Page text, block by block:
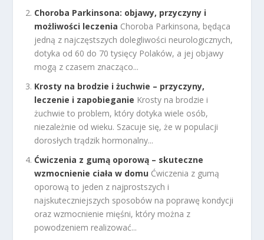
Choroba Parkinsona: objawy, przyczyny i
możliwości leczenia Choroba Parkinsona, będąca
jedną z najczęstszych dolegliwości neurologicznych,
dotyka od 60 do 70 tysięcy Polaków, a jej objawy
mogą z czasem znacząco...
Krosty na brodzie i żuchwie – przyczyny,
leczenie i zapobieganie Krosty na brodzie i
żuchwie to problem, który dotyka wiele osób,
niezależnie od wieku. Szacuje się, że w populacji
dorosłych trądzik hormonalny...
Ćwiczenia z gumą oporową – skuteczne
wzmocnienie ciała w domu Ćwiczenia z gumą
oporową to jeden z najprostszych i
najskuteczniejszych sposobów na poprawę kondycji
oraz wzmocnienie mięśni, który można z
powodzeniem realizować...